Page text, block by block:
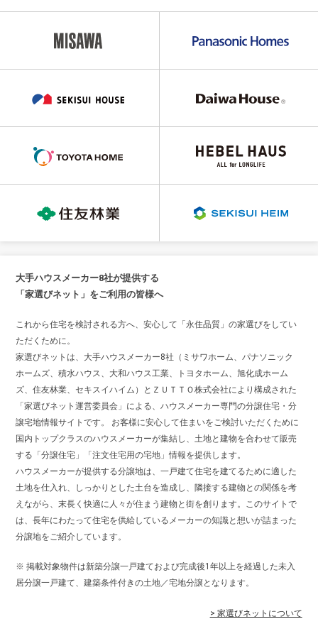
大手ハウスメーカー8社が提供する
「家選びネット」をご利用の皆様へ
これから住宅を検討される方へ、安心して「永住品質」の家選びをしてい
ただくために。
家選びネットは、大手ハウスメーカー8社（ミサワホーム、パナソニック
ホームズ、積水ハウス、大和ハウス工業、トヨタホーム、旭化成ホーム
ズ、住友林業、セキスイハイム）とＺＵＴＴＯ株式会社により構成された
「家選びネット運営委員会」による、ハウスメーカー専門の分譲住宅・分
譲宅地情報サイトです。 お客様に安心して住まいをご検討いただくために
国内トップクラスのハウスメーカーが集結し、土地と建物を合わせて販売
する「分譲住宅」「注文住宅用の宅地」情報を提供します。
ハウスメーカーが提供する分譲地は、一戸建て住宅を建てるために適した
土地を仕入れ、しっかりとした土台を造成し、隣接する建物との関係を考
えながら、末長く快適に人々が住まう建物と街を創ります。このサイトで
は、長年にわたって住宅を供給しているメーカーの知識と想いが詰まった
分譲地をご紹介しています。
※ 掲載対象物件は新築分譲一戸建ておよび完成後1年以上を経過した未入
居分譲一戸建て、建築条件付きの土地／宅地分譲となります。
> 家選びネットについて